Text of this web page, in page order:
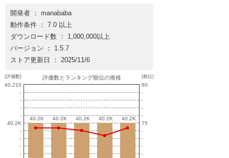
開発者 ： manababa
動作条件 ： 7.0 以上
ダウンロード数 ： 1,000,000以上
バージョン ： 1.5.7
ストア更新日 ： 2025/11/6
(評価数)
40,210
-
-
-
-
40.2K
-
-
-
-
評価数とランキング順位の推移
40.2K
40.2K 40.2K
40.2K 40.2K
40.2K 40.2K
40.2K 40.2K
40.2K
(順位)
60
-
-
-
-
75
-
-
-
-